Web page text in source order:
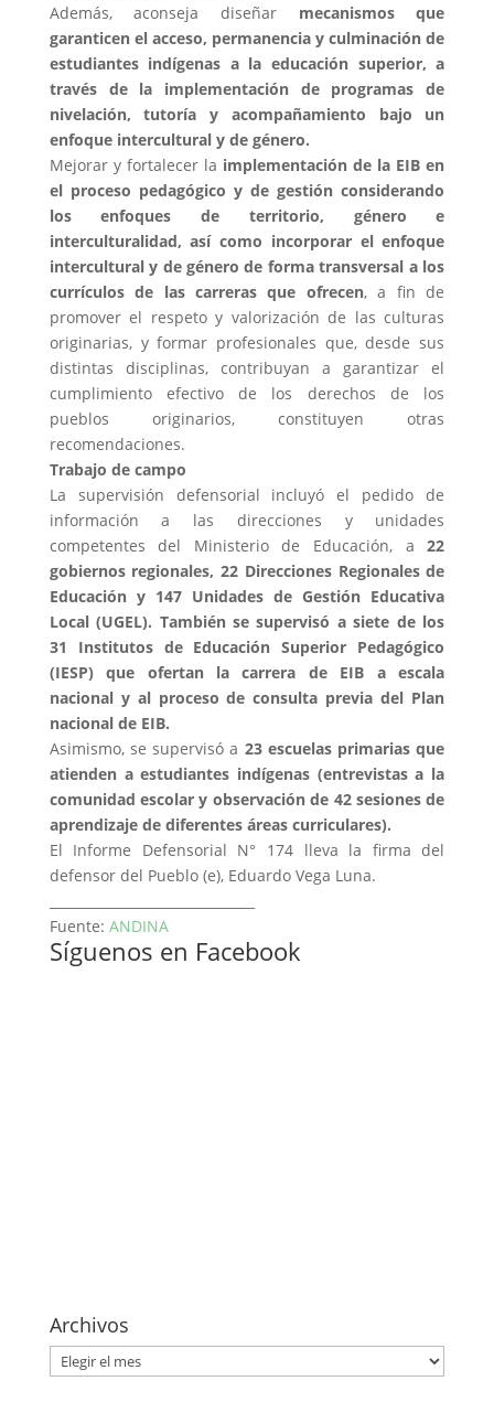
Además, aconseja diseñar mecanismos que
garanticen el acceso, permanencia y culminación de
estudiantes indígenas a la educación superior, a
través de la implementación de programas de
nivelación, tutoría y acompañamiento bajo un
enfoque intercultural y de género.
Mejorar y fortalecer la implementación de la EIB en
el proceso pedagógico y de gestión considerando
los enfoques de territorio, género e
interculturalidad, así como incorporar el enfoque
intercultural y de género de forma transversal a los
currículos de las carreras que ofrecen, a fin de
promover el respeto y valorización de las culturas
originarias, y formar profesionales que, desde sus
distintas disciplinas, contribuyan a garantizar el
cumplimiento efectivo de los derechos de los
pueblos originarios, constituyen otras
recomendaciones.
Trabajo de campo
La supervisión defensorial incluyó el pedido de
información a las direcciones y unidades
competentes del Ministerio de Educación, a22
gobiernos regionales, 22 Direcciones Regionales de
Educación y 147 Unidades de Gestión Educativa
Local (UGEL). También se supervisó a siete de los
31 Institutos de Educación Superior Pedagógico
(IESP) que ofertan la carrera de EIB a escala
nacional y al proceso de consulta previa del Plan
nacional de EIB.
Asimismo, se supervisó a 23 escuelas primarias que
atienden a estudiantes indígenas (entrevistas a la
comunidad escolar y observación de 42 sesiones de
aprendizaje de diferentes áreas curriculares).
El Informe Defensorial N° 174 lleva la firma del
defensor del Pueblo (e), Eduardo Vega Luna.
Fuente: ANDINA
Síguenos en Facebook
Archivos
Archivos